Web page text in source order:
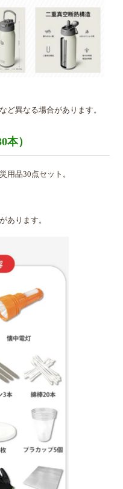
ど異なる場合があります。
本）
用品30点セット。
あります。